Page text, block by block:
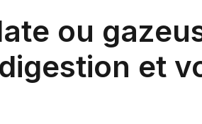
ou
et